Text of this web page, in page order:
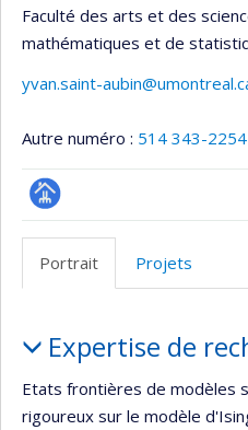
Faculté des arts et des
mathématiques et de
yvan.saint-
Autre numéro : 514 343-2254
Page
(faculté,département,école)
Portrait Projets
Expertise de
Etats frontières de modèles
rigoureux sur le modèle